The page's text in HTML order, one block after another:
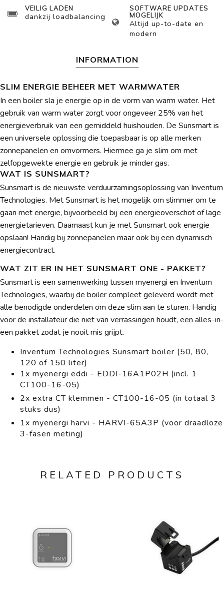
VEILIG LADEN
dankzij loadbalancing
SOFTWARE UPDATES
MOGELIJK
Altijd up-to-date en
modern
INFORMATION
SLIM ENERGIE BEHEER MET WARMWATER
In een boiler sla je energie op in de vorm van warm water. Het
gebruik van warm water zorgt voor ongeveer 25% van het
energieverbruik van een gemiddeld huishouden. De Sunsmart is
een universele oplossing die toepasbaar is op alle merken
zonnepanelen en omvormers. Hiermee ga je slim om met
zelfopgewekte energie en gebruik je minder gas.
WAT IS SUNSMART?
Sunsmart is de nieuwste verduurzamingsoplossing van Inventum
Technologies. Met Sunsmart is het mogelijk om slimmer om te
gaan met energie, bijvoorbeeld bij een energieoverschot of lage
energietarieven. Daarnaast kun je met Sunsmart ook energie
opslaan! Handig bij zonnepanelen maar ook bij een dynamisch
energiecontract.
WAT ZIT ER IN HET SUNSMART ONE - PAKKET?
Sunsmart is een samenwerking tussen myenergi en Inventum
Technologies, waarbij de boiler compleet geleverd wordt met
alle benodigde onderdelen om deze slim aan te sturen. Handig
voor de installateur die niet van verrassingen houdt, een alles-in-
een pakket zodat je nooit mis grijpt.
Inventum Technologies Sunsmart boiler (50, 80,
120 of 150 liter)
1x myenergi eddi - EDDI-16A1P02H (incl. 1
CT100-16-05)
2x extra CT klemmen - CT100-16-05 (in totaal 3
stuks dus)
1x myenergi harvi - HARVI-65A3P (voor draadloze
3-fasen meting)
RELATED PRODUCTS